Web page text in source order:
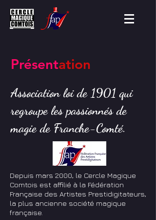
Présentation
Association loi de 1901 qui
regroupe les passionnés de
magie de Franche-Comté.
Depuis mars 2000, le Cercle Magique
Comtois est affilié à la Fédération
Française des Artistes Prestidigitateurs,
la plus ancienne société magique
française.